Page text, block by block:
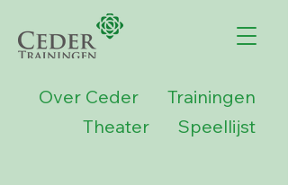
Over Ceder
Trainingen
Theater
Speellijst